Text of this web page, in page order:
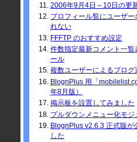
2006年9月4日～10日の更
プロフィール覧にユーザー
れない
FFFTP のおすすめ設定
件数指定最新コメント一覧
ール
複数ユーザーによるブログ
BlognPlus 用「
年8月版）
掲示板を設置してみました
プルダウンメニュー化モジ
BlognPlus v2.6.3 正式版が
した